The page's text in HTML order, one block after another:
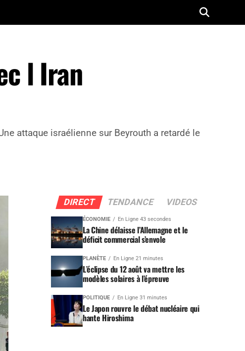
l Iran
attaque israélienne sur Beyrouth a retardé le
DIRECT TENDANCE VIDEOS
ÉCONOMIE En Ligne 43 secondes
La Chine délaisse l’Allemagne et le
déficit commercial s’envole
PLANÈTE En Ligne 21 minutes
L’éclipse du 12 août va mettre les
modèles solaires à l’épreuve
POLITIQUE En Ligne 31 minutes
Le Japon rouvre le débat nucléaire qui
hante Hiroshima